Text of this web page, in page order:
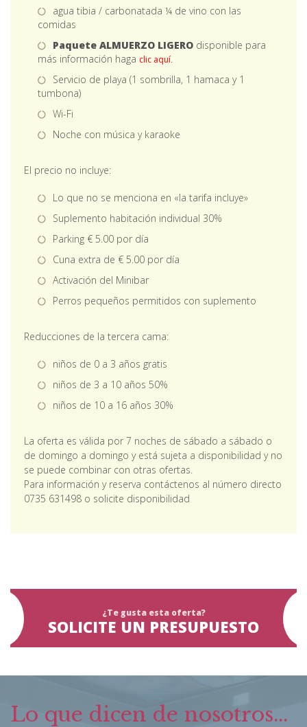
agua tibia / carbonatada ¼ de vino con las
comidas
Paquete ALMUERZO LIGERO disponible para
más información haga clic aquí.
Servicio de playa (1 sombrilla, 1 hamaca y 1
tumbona)
Wi-Fi
Noche con música y karaoke
El precio no incluye:
Lo que no se menciona en «la tarifa incluye»
Suplemento habitación individual 30%
Parking € 5.00 por día
Cuna extra de € 5.00 por día
Activación del Minibar
Perros pequeños permitidos con suplemento
Reducciones de la tercera cama:
niños de 0 a 3 años gratis
niños de 3 a 10 años 50%
niños de 10 a 16 años 30%
La oferta es válida por 7 noches de sábado a sábado o
de domingo a domingo y está sujeta a disponibilidad y no
se puede combinar con otras ofertas.
Para información y reserva contáctenos al número directo
0735 631498 o solicite disponibilidad
¿Te gusta esta oferta?
SOLICITE UN PRESUPUESTO
Lo que dicen de nosotros...